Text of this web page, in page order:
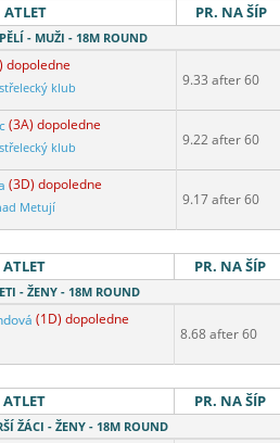
ATLET PR. NA ŠÍP
- MUŽI - 18M ROUND
dopoledne
klub 9.33 after 60
(3A) dopoledne
klub 9.22 after 60
(3D) dopoledne
Metují 9.17 after 60
ATLET PR. NA ŠÍP
- ŽENY - 18M ROUND
(1D) dopoledne
8.68 after 60
ATLET PR. NA ŠÍP
ŽÁCI - ŽENY - 18M ROUND